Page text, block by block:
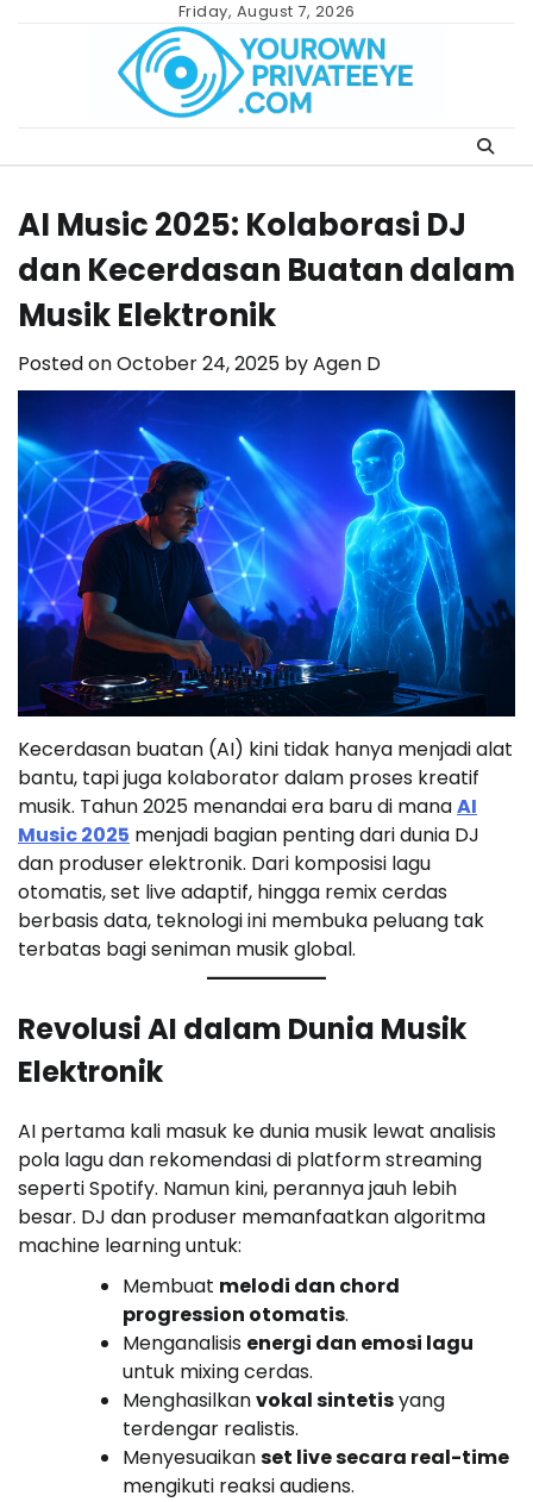
Friday, August 7, 2026
AI Music 2025: Kolaborasi DJ
dan Kecerdasan Buatan dalam
Musik Elektronik
Posted onOctober 24, 2025 byAgen D
Kecerdasan buatan (AI) kini tidak hanya menjadi alat
bantu, tapi juga kolaborator dalam proses kreatif
musik. Tahun 2025 menandai era baru di manaAI
Music 2025 menjadi bagian penting dari dunia DJ
dan produser elektronik. Dari komposisi lagu
otomatis, set live adaptif, hingga remix cerdas
berbasis data, teknologi ini membuka peluang tak
terbatas bagi seniman musik global.
Revolusi AI dalam Dunia Musik
Elektronik
AI pertama kali masuk ke dunia musik lewat analisis
pola lagu dan rekomendasi di platform streaming
seperti Spotify. Namun kini, perannya jauh lebih
besar. DJ dan produser memanfaatkan algoritma
machine learning untuk:
Membuat melodi dan chord
progression otomatis.
Menganalisis energi dan emosi lagu
untuk mixing cerdas.
Menghasilkanvokal sintetisyang
terdengar realistis.
Menyesuaikanset live secara real-time
mengikuti reaksi audiens.